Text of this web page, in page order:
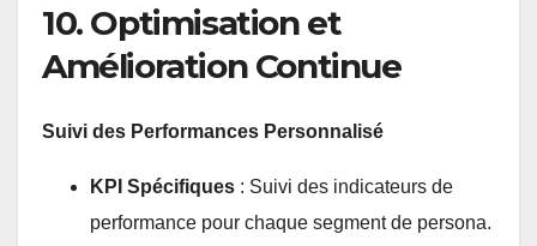
10. Optimisation et
Amélioration Continue
Suivi des Performances Personnalisé
KPI Spécifiques : Suivi des indicateurs de
performance pour chaque segment de persona.